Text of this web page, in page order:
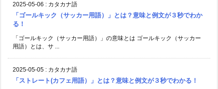
2025-05-06 : カタカナ語
「ゴールキック（サッカー用語）」とは？意味と例文が３秒でわか
る！
「ゴールキック（サッカー用語）」の意味とは ゴールキック（サッカー
用語）とは、サ ...
2025-05-05 : カタカナ語
「ストレート(カフェ用語）」とは？意味と例文が３秒でわかる！